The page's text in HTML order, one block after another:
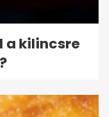
a kilincsre